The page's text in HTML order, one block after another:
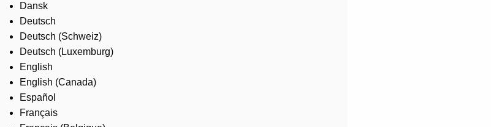
Dansk
Deutsch
Deutsch (Schweiz)
Deutsch (Luxemburg)
English
English (Canada)
Español
Français